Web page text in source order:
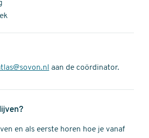
aan de coördinator.
en als eerste horen hoe je vanaf